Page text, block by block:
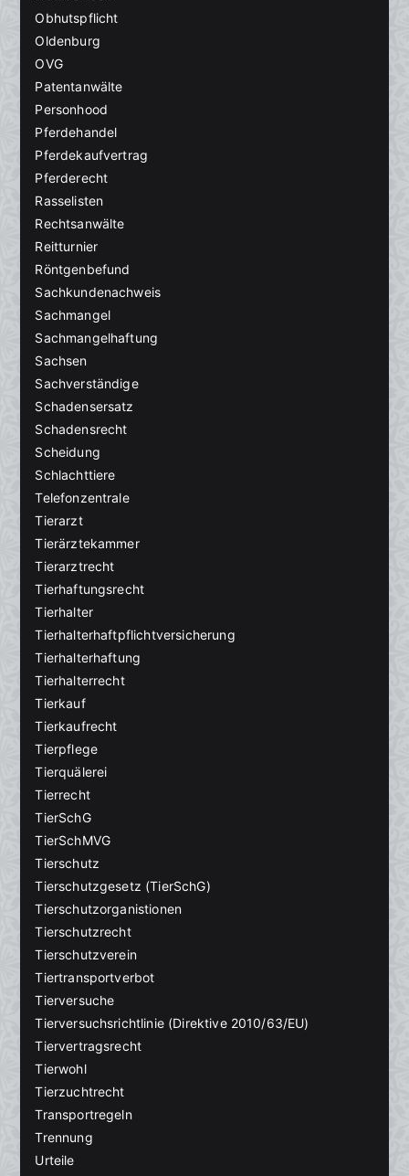
Obhutspflicht
Oldenburg
OVG
Patentanwälte
Personhood
Pferdehandel
Pferdekaufvertrag
Pferderecht
Rasselisten
Rechtsanwälte
Reitturnier
Röntgenbefund
Sachkundenachweis
Sachmangel
Sachmangelhaftung
Sachsen
Sachverständige
Schadensersatz
Schadensrecht
Scheidung
Schlachttiere
Telefonzentrale
Tierarzt
Tierärztekammer
Tierarztrecht
Tierhaftungsrecht
Tierhalter
Tierhalterhaftpflichtversicherung
Tierhalterhaftung
Tierhalterrecht
Tierkauf
Tierkaufrecht
Tierpflege
Tierquälerei
Tierrecht
TierSchG
TierSchMVG
Tierschutz
Tierschutzgesetz (TierSchG)
Tierschutzorganistionen
Tierschutzrecht
Tierschutzverein
Tiertransportverbot
Tierversuche
Tierversuchsrichtlinie (Direktive 2010/63/EU)
Tiervertragsrecht
Tierwohl
Tierzuchtrecht
Transportregeln
Trennung
Urteile